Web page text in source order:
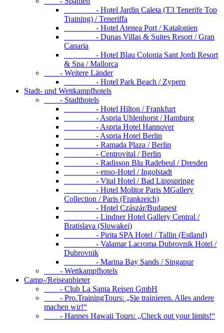
- Hotel Jardin Caleta (T3 Tenerife Top
Training) / Teneriffa
- Hotel Atenea Port / Katalonien
- Dunas Villas & Suites Resort / Gran
Canaria
- Hotel Blau Colonia Sant Jordi Resort
& Spa / Mallorca
- Weitere Länder
- Hotel Park Beach / Zypern
Stadt- und Wettkampfhotels
- Stadthotels
- Hotel Hilton / Frankfurt
- Aspria Uhlenhorst / Hamburg
- Aspria Hotel Hannover
- Aspria Hotel Berlin
- Ramada Plaza / Berlin
- Centrovital / Berlin
- Radisson Blu Radebeul / Dresden
- enso-Hotel / Ingolstadt
- Vital Hotel / Bad Lippspringe
- Hotel Molitor Paris MGallery
Collection / Paris (Frankreich)
- Hotel Czászár/Budapest
- Lindner Hotel Gallery Central /
Bratislava (Slowakei)
- Pirita SPA Hotel / Tallin (Estland)
- Valamar Lacroma Dubrovnik Hotel /
Dubrovnik
- Marina Bay Sands / Singapur
- Wettkampfhotels
Camp-/Reiseanbieter
- Club La Santa Reisen GmbH
- Pro.TrainingTours: „Sie trainieren. Alles andere
machen wir!“
- Hannes Hawaii Tours: „Check out your limits!“